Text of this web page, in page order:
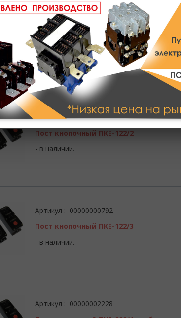
Артикул : 00000000790
Пост кнопочный ПКЕ-122/1 кнопка
- в наличии.
Артикул : 00000000791
Пост кнопочный ПКЕ-122/2
- в наличии.
Артикул : 00000000792
Пост кнопочный ПКЕ-122/3
- в наличии.
Артикул : 00000002228